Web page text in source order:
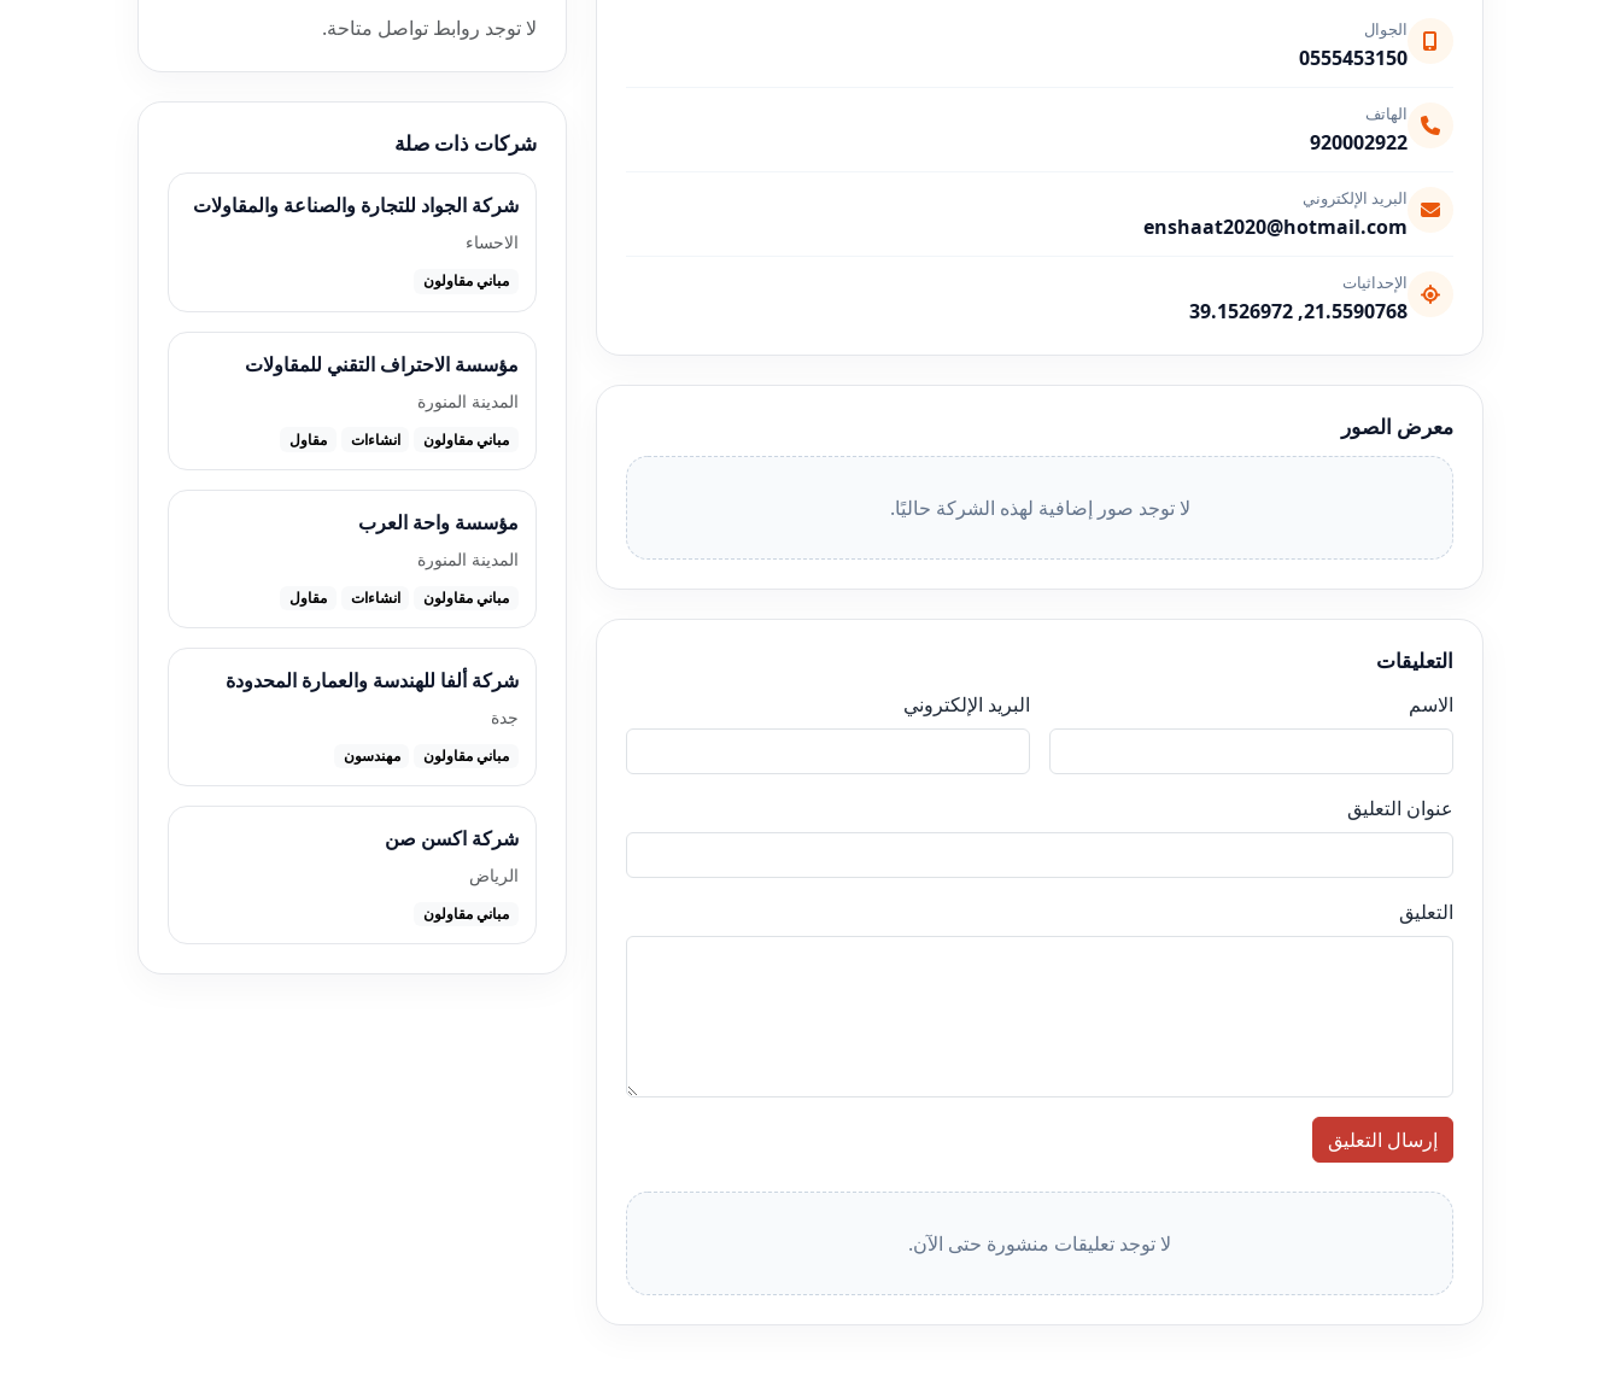
الجوال
0555453150
الهاتف
920002922
البريد الإلكتروني
enshaat2020@hotmail.com
الإحداثيات
21.5590768, 39.1526972
معرض الصور
لا توجد صور إضافية لهذه الشركة حاليًا.
التعليقات
الاسم البريد الإلكتروني
عنوان التعليق
التعليق
إرسال التعليق
لا توجد تعليقات منشورة حتى الآن.
لا توجد روابط تواصل متاحة.
شركات ذات صلة
شركة الجواد للتجارة والصناعة والمقاولات
الاحساء
مباني مقاولون
مؤسسة الاحتراف التقني للمقاولات
المدينة المنورة
مباني مقاولون انشاءات مقاول
مؤسسة واحة العرب
المدينة المنورة
مباني مقاولون انشاءات مقاول
شركة ألفا للهندسة والعمارة المحدودة
جدة
مباني مقاولون مهندسون
شركة اكسن صن
الرياض
مباني مقاولون